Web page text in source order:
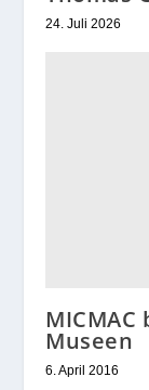
24. Juli 2026
Museen
6. April 2016